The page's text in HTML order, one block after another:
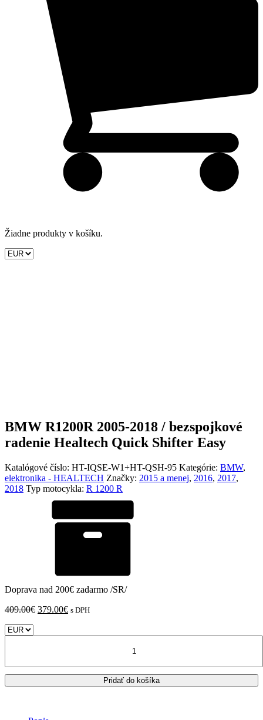
Žiadne produkty v košíku.
BMW R1200R 2005-2018 / bezspojkové
radenie Healtech Quick Shifter Easy
Katalógové číslo: HT-IQSE-W1+HT-QSH-95 Kategórie: BMW,
elektronika - HEALTECH Značky: 2015 a menej, 2016, 2017,
2018 Typ motocykla: R 1200 R
Doprava nad 200€ zadarmo /SR/
409.00€ Pôvodná
379.00€Aktuálna
s DPH
Pridať do košíka